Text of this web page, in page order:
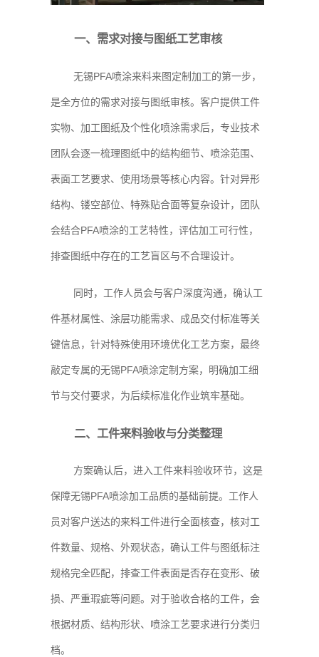
一、需求对接与图纸工艺审核
无锡PFA喷涂来料来图定制加工的第一步，
是全方位的需求对接与图纸审核。客户提供工件
实物、加工图纸及个性化喷涂需求后，专业技术
团队会逐一梳理图纸中的结构细节、喷涂范围、
表面工艺要求、使用场景等核心内容。针对异形
结构、镂空部位、特殊贴合面等复杂设计，团队
会结合PFA喷涂的工艺特性，评估加工可行性，
排查图纸中存在的工艺盲区与不合理设计。
同时，工作人员会与客户深度沟通，确认工
件基材属性、涂层功能需求、成品交付标准等关
键信息，针对特殊使用环境优化工艺方案，最终
敲定专属的无锡PFA喷涂定制方案，明确加工细
节与交付要求，为后续标准化作业筑牢基础。
二、工件来料验收与分类整理
方案确认后，进入工件来料验收环节，这是
保障无锡PFA喷涂加工品质的基础前提。工作人
员对客户送达的来料工件进行全面核查，核对工
件数量、规格、外观状态，确认工件与图纸标注
规格完全匹配，排查工件表面是否存在变形、破
损、严重瑕疵等问题。对于验收合格的工件，会
根据材质、结构形状、喷涂工艺要求进行分类归
档。